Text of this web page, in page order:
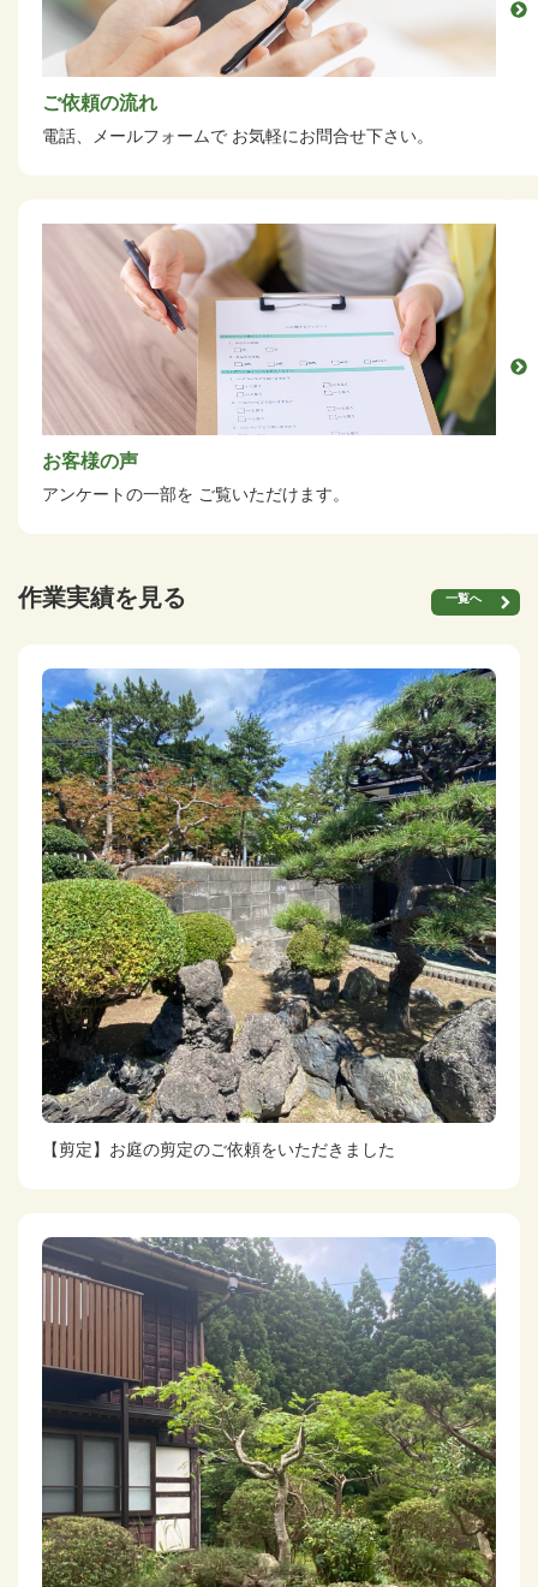
ご依頼の流れ
電話、メールフォームで お気軽にお問合せ下さい。
お客様の声
アンケートの一部を ご覧いただけます。
作業実績を見る 一覧へ
【剪定】お庭の剪定のご依頼をいただきました